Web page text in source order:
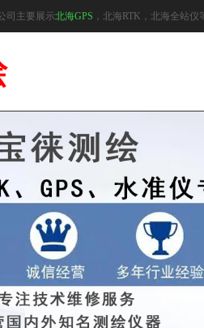
司主要展示北海GPS ，北海RTK，北海全站